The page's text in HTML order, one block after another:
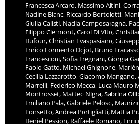
Francesca Arcaro, Massimo Altini,
Nadine Blanc, Riccardo Bortolotti,
Giulia Calisti, Nadia Camposaragna,
Filippo Clermont, Carol Di Vito,
Dufour, Christian Evaspasiano,
Enrico Formento Dojot, Bruno
Francesconi, Sofia Fregnani, Giorgia
Paolo Gatto, Michael Ghignone,
Cecilia Lazzarotto, Giacomo Mangano,
Marrelli, Federico Mecca, Luca Mauro
Montrosset, Matteo Nigra, Sabrina
Emiliano Pala, Gabriele Peloso,
Ponsetto, Andrea Portigliatti, Mattia
Deniel Pession, Raffaele Romano,